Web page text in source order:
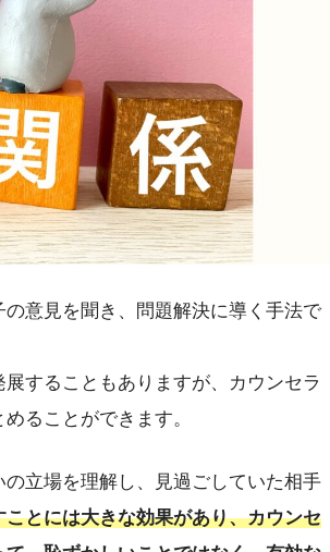
意見を聞き、問題解決に導く手法で
することもありますが、カウンセラ
ることができます。
立場を理解し、見過ごしていた相手
ことには大きな効果があり、カウンセ